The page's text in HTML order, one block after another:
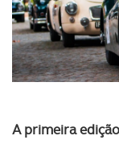
A primeira